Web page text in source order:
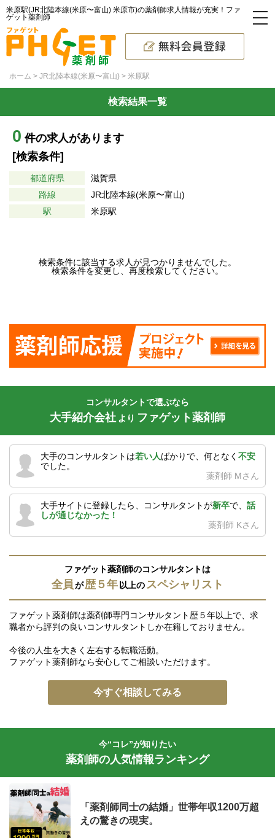
米原駅(JR北陸本線(米原〜富山) 米原市)の薬剤師求人情報が充実！ファ
ゲット薬剤師
ホーム JR北陸本線(米原〜富山) 米原駅
検索結果一覧
0 件の求人があります
[検索条件]
都道府県
滋賀県
路線
JR北陸本線(米原〜富山)
駅
米原駅
検索条件に該当する求人が見つかりませんでした。
検索条件を変更し、再度検索してください。
コンサルタントで選ぶなら
大手紹介会社 より ファゲット薬剤師
大手のコンサルタントは若い人ばかりで、何となく 不安
でした。
薬剤師 Mさん
大手サイトに登録したら、コンサルタントが新卒で、 話
しが通じなかった！
薬剤師 Kさん
ファゲット薬剤師のコンサルタントは
全員が歴５年 以上の スペシャリスト
ファゲット薬剤師は薬剤師専門コンサルタント歴５年以上で、求
職者から評判の良いコンサルタントしか在籍しておりません。
今後の人生を大きく左右する転職活動。
ファゲット薬剤師なら安心してご相談いただけます。
今すぐ相談してみる
今“コレ”が知りたい
薬剤師の人気情報ランキング
「薬剤師同士の結婚」世帯年収1200万超
えの驚きの現実。